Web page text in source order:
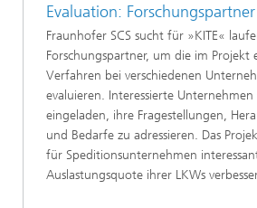
Evaluation:
Fraunhofer SCS sucht für »KITE«
Forschungspartner, um die im Projekt
Verfahren bei verschiedenen
evaluieren. Interessierte Unternehmen
eingeladen, ihre Fragestellungen,
und Bedarfe zu adressieren. Das
für Speditionsunternehmen
Auslastungsquote ihrer LKWs